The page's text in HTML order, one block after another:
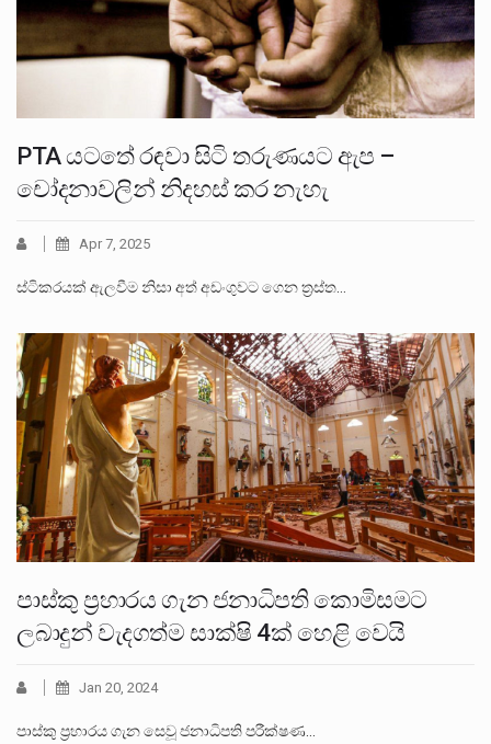
PTA යටතේ රඳවා සිටි තරුණයට ඇප –
චෝදනාවලින් නිදහස් කර නැහැ
Apr 7, 2025
ස්ටිකරයක් ඇලවීම නිසා අත් අඩංගුවට ගෙන ත්‍රස්ත…
පාස්කු ප්‍රහාරය ගැන ජනාධිපති කොමිසමට
ලබාදුන් වැදගත්ම සාක්ෂි 4ක් හෙළි වෙයි
Jan 20, 2024
පාස්කු ප්‍රහාරය ගැන සෙවූ ජනාධිපති පරීක්ෂණ…